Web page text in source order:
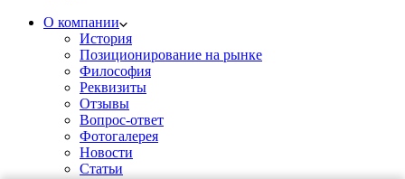
О компании
История
Позиционирование на рынке
Философия
Реквизиты
Отзывы
Вопрос-ответ
Фотогалерея
Новости
Статьи